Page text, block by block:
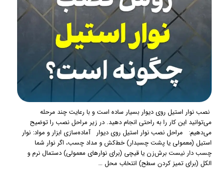
نصب نوار استیل روی دیوار بسیار ساده است و با رعایت چند مرحله
می‌توانید این کار را به راحتی انجام دهید. در زیر مراحل نصب را توضیح
می‌دهیم: مراحل نصب نوار استیل روی دیوار آماده‌سازی ابزار و مواد: نوار
استیل (معمولی یا پشت چسبدار) خط‌کش و مداد چسب، اگر نوار شما
چسب دار نیست برش‌زن یا قیچی (برای نوارهای معمولی) دستمال نرم و
الکل (برای تمیز کردن سطح) انتخاب محل …